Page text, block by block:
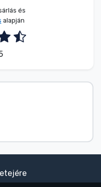
és
alapján